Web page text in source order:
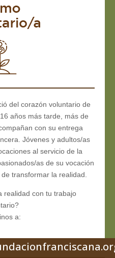
del corazón voluntario de
años más tarde, más de
con su entrega
Jóvenes y adultos/as
al servicio de la
as de su vocación
transformar la realidad.
realidad con tu trabajo
a: